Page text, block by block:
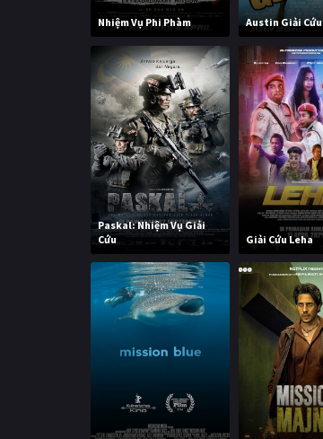
Nhiệm Vụ Phi Phàm Austin Giải
Paskal: Nhiệm Vụ Giải
Cứu
Giải Cứu Leha